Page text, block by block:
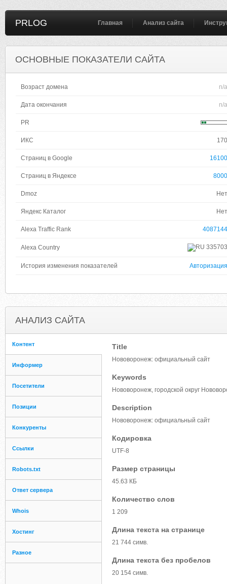
PRLOG Главная Анализ сайта
ОСНОВНЫЕ ПОКАЗАТЕЛИ САЙТА
Возраст домена n/a
Дата окончания n/a
PR
ИКС 170
Страниц в Google 16100
Страниц в Яндексе 8000
Dmoz Нет
Яндекс Каталог Нет
Alexa Traffic Rank 4087144
Alexa Country 335703
История изменения показателей Авторизация
АНАЛИЗ САЙТА
Контент
Информер
Посетители
Позиции
Конкуренты
Ссылки
Robots.txt
Ответ сервера
Whois
Хостинг
Разное
Title
Нововоронеж: официальный сайт
Keywords
Нововоронеж, городской округ
Description
Нововоронеж: официальный сайт
Кодировка
UTF-8
Размер страницы
45.63 КБ
Количество слов
1 209
Длина текста на странице
21 744 симв.
Длина текста без пробелов
20 154 симв.